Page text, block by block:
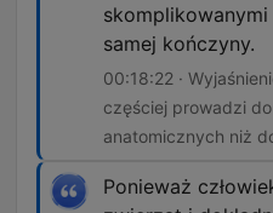
samej kończyny.
00:18:22 ·
częściej prowadzi
anatomicznych niż
Ponieważ